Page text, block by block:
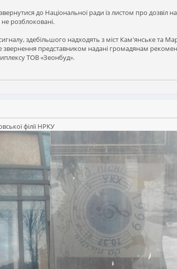
до Національної ради із листом про дозвіл
розблоковані.
здебільшого надходять з міст Кам'янське та
звернення представником надані громадянам
ТОВ «Зеонбуд».
філії НРКУ